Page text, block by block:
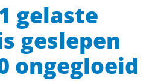
gelaste
geslepen
ongegloeid